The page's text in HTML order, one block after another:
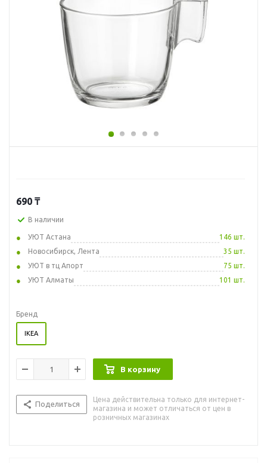
690 ₸
В наличии
УЮТ Астана
146 шт.
Новосибирск, Лента
35 шт.
УЮТ в тц Апорт
75 шт.
УЮТ Алматы
101 шт.
Бренд
IKEA
В корзину
Поделиться
Цена действительна только для интернет-
магазина и может отличаться от цен в
розничных магазинах